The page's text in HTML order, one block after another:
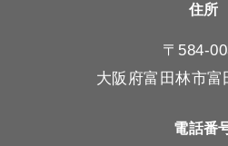
住所
〒584-
大阪府富田林市
電話番